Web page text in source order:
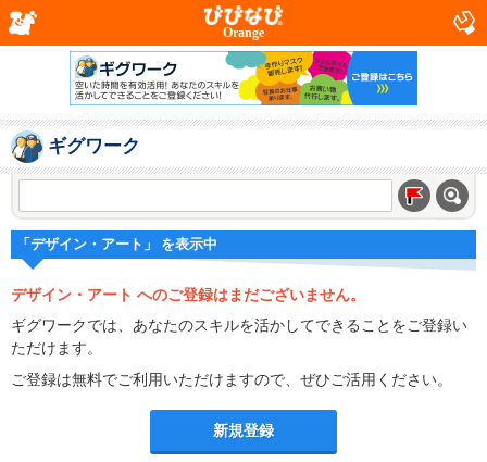
Orange
ギグワーク
「デザイン・アート」 を表示中
デザイン・アート へのご登録はまだございません。
ギグワークでは、あなたのスキルを活かしてできることをご登録い
ただけます。
ご登録は無料でご利用いただけますので、ぜひご活用ください。
新規登録